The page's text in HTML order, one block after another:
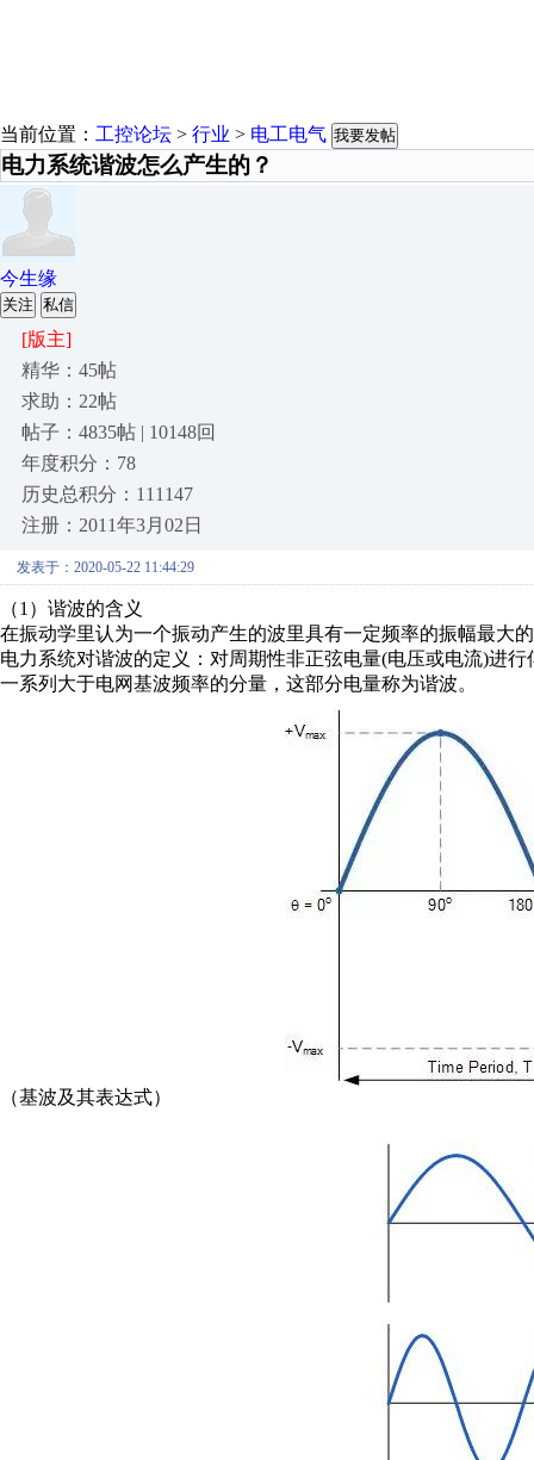
当前位置： 工控论坛 > 行业 > 电工电气 我要发帖
电力系统谐波怎么产生的？
今生缘
关注 私信
[版主]
精华：45帖
求助：22帖
帖子：4835帖 | 10148回
年度积分：78
历史总积分：111147
注册：2011年3月02日
发表于：2020-05-22 11:44:29
（1）谐波的含义
在振动学里认为一个振动产生的波里具有一定频率的振幅最大
电力系统对谐波的定义：对周期性非正弦电量(电压或电流)进
一系列大于电网基波频率的分量，这部分电量称为谐波。
（基波及其表达式）